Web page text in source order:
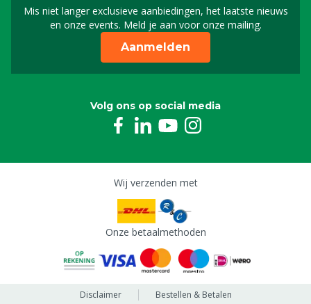
Mis niet langer exclusieve aanbiedingen, het laatste nieuws
en onze events. Meld je aan voor onze mailing.
Schrijf je in voor onze
Aanmelden
Volg ons op social media
Wij verzenden met
Onze betaalmethoden
Disclaimer Bestellen & Betalen